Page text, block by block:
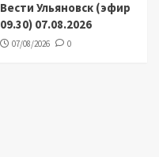
Вести Ульяновск (эфир
09.30) 07.08.2026
07/08/2026 0